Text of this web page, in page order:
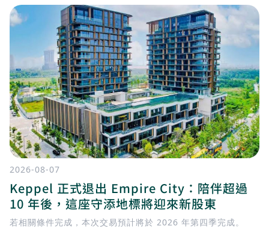
2026-08-07
Keppel 正式退出 Empire City：陪伴超過
10 年後，這座守添地標將迎來新股東
若相關條件完成，本次交易預計將於 2026 年第四季完成。